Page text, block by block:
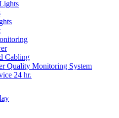
Cabling
Quality Monitoring System
24 hr.